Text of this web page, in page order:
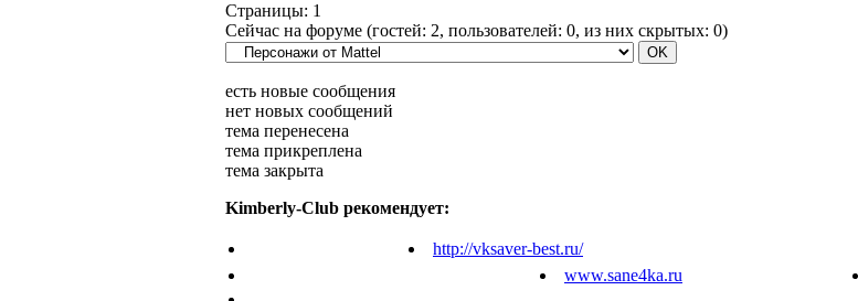
Страницы: 1
Сейчас на форуме (гостей: 2, пользователей: 0, из них скрытых: 0)
есть новые сообщения
нет новых сообщений
тема перенесена
тема прикреплена
тема закрыта
Kimberly-Club рекомендует:
http://vksaver-best.ru/
www.sane4ka.ru